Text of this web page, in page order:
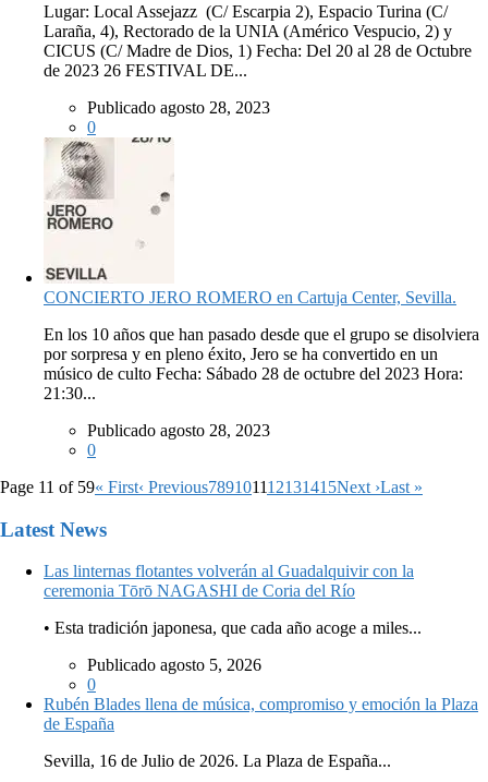
Lugar: Local Assejazz (C/ Escarpia 2), Espacio Turina (C/
Laraña, 4), Rectorado de la UNIA (Américo Vespucio, 2) y
CICUS (C/ Madre de Dios, 1) Fecha: Del 20 al 28 de Octubre
de 2023 26 FESTIVAL DE...
Publicado agosto 28, 2023
0
CONCIERTO JERO ROMERO en Cartuja Center, Sevilla.
En los 10 años que han pasado desde que el grupo se disolviera
por sorpresa y en pleno éxito, Jero se ha convertido en un
músico de culto Fecha: Sábado 28 de octubre del 2023 Hora:
21:30...
Publicado agosto 28, 2023
0
Page 11 of 59« First‹ Previous789101112131415Next ›Last »
Latest News
Las linternas flotantes volverán al Guadalquivir con la
ceremonia Tōrō NAGASHI de Coria del Río
• Esta tradición japonesa, que cada año acoge a miles...
Publicado agosto 5, 2026
0
Rubén Blades llena de música, compromiso y emoción la Plaza
de España
Sevilla, 16 de Julio de 2026. La Plaza de España...